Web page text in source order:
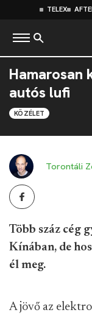
TELEX
Hamarosan
autós lufi
KÖZÉLET
Torontáli
Több száz cég
Kínában, de
él meg.
A jövő az